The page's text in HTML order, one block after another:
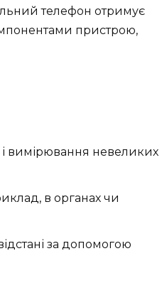
телефон отримує
пристрою,
вимірювання невеликих
в органах чи
за допомогою